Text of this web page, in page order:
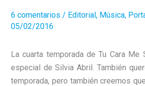
6 comentarios / Editorial, Música,
05/02/2016
La cuarta temporada de Tu Cara
especial de Silvia Abril. También
temporada, pero también creemos